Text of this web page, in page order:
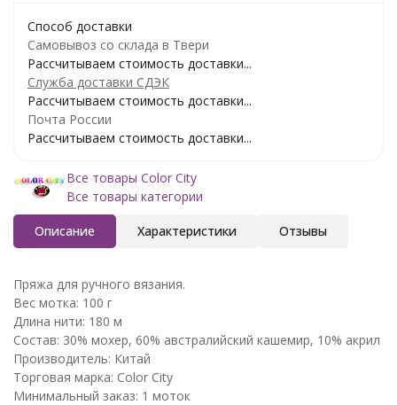
Способ доставки
Самовывоз со склада в Твери
Рассчитываем стоимость доставки...
Служба доставки СДЭК
Рассчитываем стоимость доставки...
Почта России
Рассчитываем стоимость доставки...
Все товары Color City
Все товары категории
Описание Характеристики Отзывы
Пряжа для ручного вязания.
Вес мотка: 100 г
Длина нити: 180 м
Состав: 30% мохер, 60% австралийский кашемир, 10% акрил
Производитель: Китай
Торговая марка: Color City
Минимальный заказ: 1 моток